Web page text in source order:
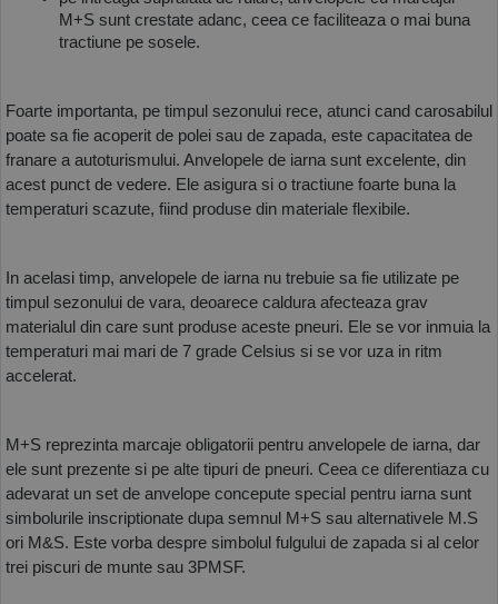
M+S sunt crestate adanc, ceea ce faciliteaza o mai buna
tractiune pe sosele.
Foarte importanta, pe timpul sezonului rece, atunci cand carosabilul
poate sa fie acoperit de polei sau de zapada, este capacitatea de
franare a autoturismului. Anvelopele de iarna sunt excelente, din
acest punct de vedere. Ele asigura si o tractiune foarte buna la
temperaturi scazute, fiind produse din materiale flexibile.
In acelasi timp, anvelopele de iarna nu trebuie sa fie utilizate pe
timpul sezonului de vara, deoarece caldura afecteaza grav
materialul din care sunt produse aceste pneuri. Ele se vor inmuia la
temperaturi mai mari de 7 grade Celsius si se vor uza in ritm
accelerat.
M+S reprezinta marcaje obligatorii pentru anvelopele de iarna, dar
ele sunt prezente si pe alte tipuri de pneuri. Ceea ce diferentiaza cu
adevarat un set de anvelope concepute special pentru iarna sunt
simbolurile inscriptionate dupa semnul M+S sau alternativele M.S
ori M&S. Este vorba despre simbolul fulgului de zapada si al celor
trei piscuri de munte sau 3PMSF.